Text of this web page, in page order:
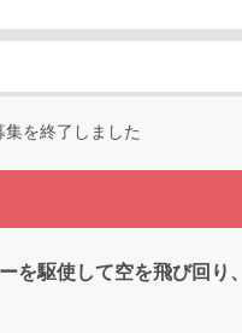
集を終了しました
を駆使して空を飛び回